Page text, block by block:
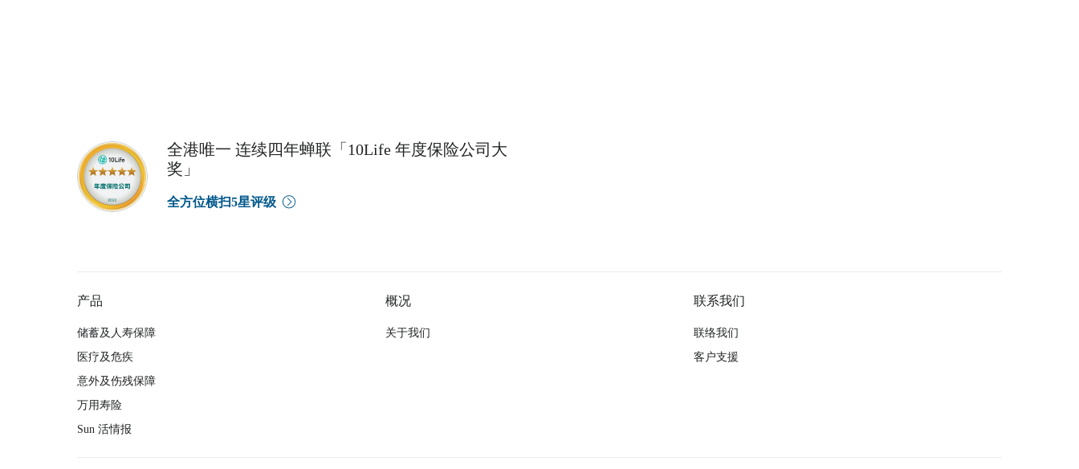
全港唯一 连续四年蝉联「10Life 年度保险公司大
奖」
全方位横扫5星评级
产品
储蓄及人寿保障
医疗及危疾
意外及伤残保障
万用寿险
Sun 活情报
概况
关于我们
联系我们
联络我们
客户支援